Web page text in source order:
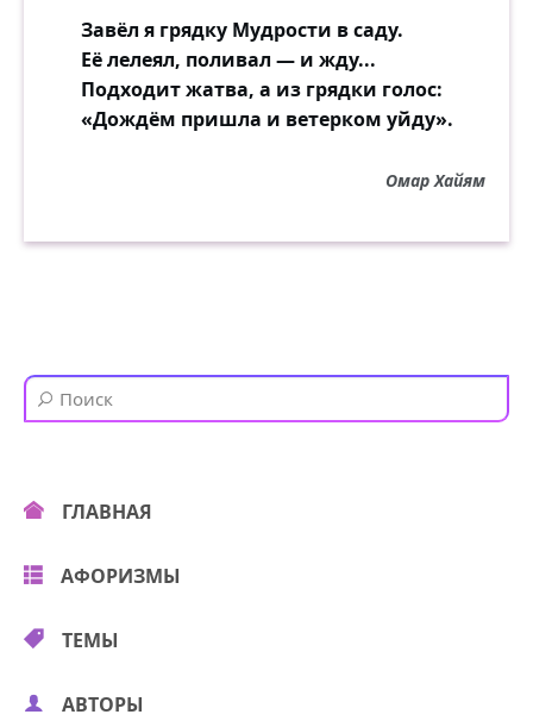
Завёл я грядку Мудрости в саду.
Её лелеял, поливал — и жду...
Подходит жатва, а из грядки голос:
«Дождём пришла и ветерком уйду».
Омар Хайям
ГЛАВНАЯ
АФОРИЗМЫ
ТЕМЫ
АВТОРЫ